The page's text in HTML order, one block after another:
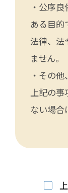
・公序
ある目的
法律、法
ません。
・その
上記の事
ない場合